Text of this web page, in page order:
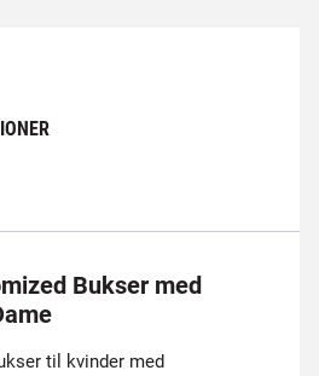
Bukser med
til kvinder med